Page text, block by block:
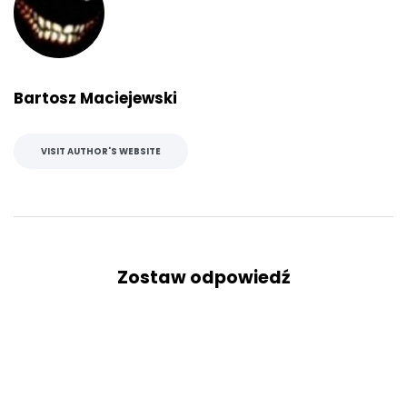
Bartosz Maciejewski
VISIT AUTHOR'S WEBSITE
Zostaw odpowiedź